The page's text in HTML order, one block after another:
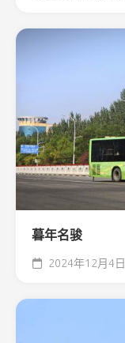
暮年名骏
2024年12月4日